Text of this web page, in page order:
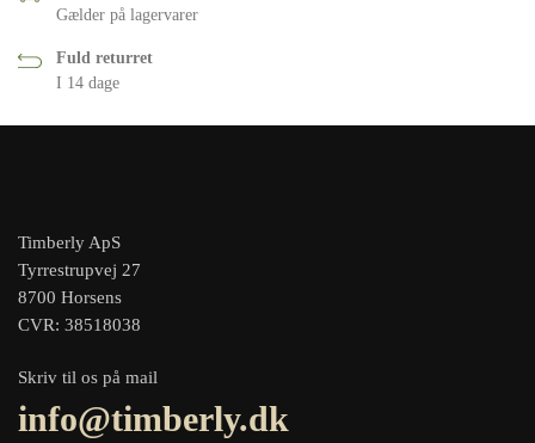
Gælder på lagervarer
Fuld returret
I 14 dage
Timberly ApS
Tyrrestrupvej 27
8700 Horsens
CVR: 38518038
Skriv til os på mail
info@timberly.dk